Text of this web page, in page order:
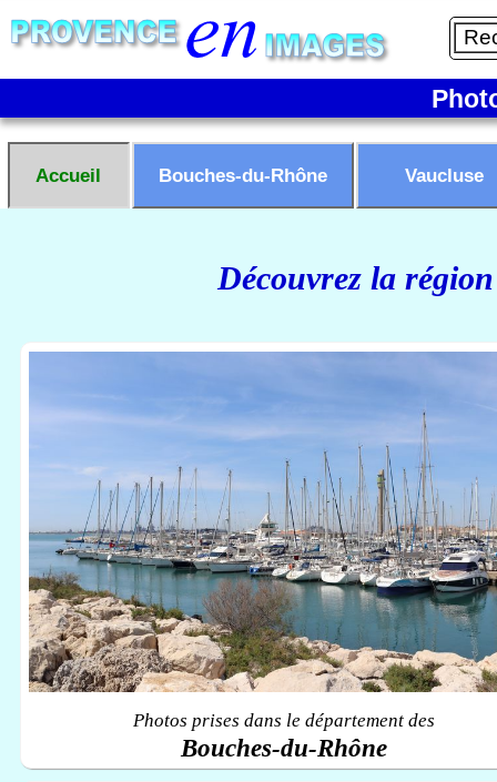
Accueil Bouches-du-Rhône Vaucluse
Découvrez la
Photos prises dans le département des
Bouches-du-Rhône